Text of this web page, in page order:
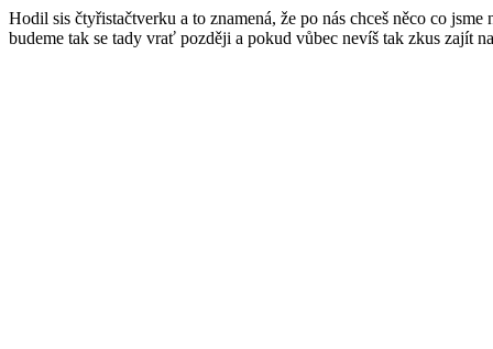
Hodil sis čtyřistačtverku a to znamená, že po nás chceš něco co
budeme tak se tady vrať později a pokud vůbec nevíš tak zkus zajít